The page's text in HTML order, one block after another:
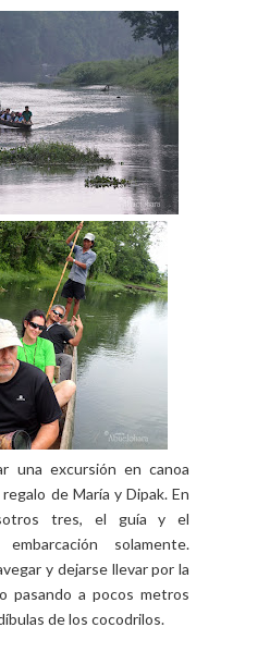
una excursión en canoa
de María y Dipak. En
tres, el guía y el
solamente.
y dejarse llevar por la
pasando a pocos metros
de los cocodrilos.